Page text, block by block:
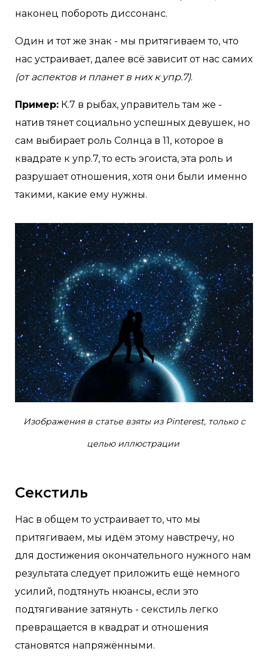
наконец побороть диссонанс.
Один и тот же знак - мы притягиваем то, что
нас устраивает, далее всё зависит от нас самих
(от аспектов и планет в них к упр.7).
Пример: К.7 в рыбах, управитель там же -
натив тянет социально успешных девушек, но
сам выбирает роль Солнца в 11, которое в
квадрате к упр.7, то есть эгоиста, эта роль и
разрушает отношения, хотя они были именно
такими, какие ему нужны.
Изображения в статье взяты из Pinterest, только с
целью иллюстрации
Секстиль
Нас в общем то устраивает то, что мы
притягиваем, мы идём этому навстречу, но
для достижения окончательного нужного нам
результата следует приложить ещё немного
усилий, подтянуть нюансы, если это
подтягивание затянуть - секстиль легко
превращается в квадрат и отношения
становятся напряжёнными.